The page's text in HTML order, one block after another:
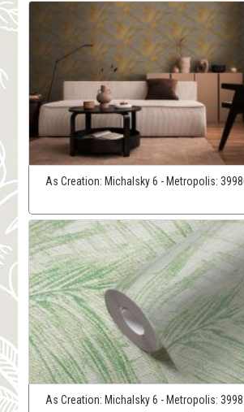
As Creation: Michalsky 6 - Metropolis:
As Creation: Michalsky 6 - Metropolis: